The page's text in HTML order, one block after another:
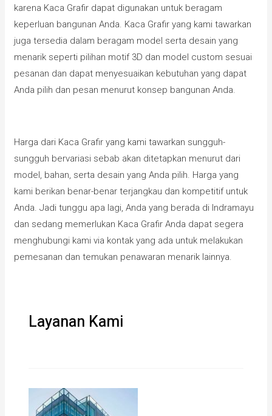
karena Kaca Grafir dapat digunakan untuk beragam
keperluan bangunan Anda. Kaca Grafir yang kami tawarkan
juga tersedia dalam beragam model serta desain yang
menarik seperti pilihan motif 3D dan model custom sesuai
pesanan dan dapat menyesuaikan kebutuhan yang dapat
Anda pilih dan pesan menurut konsep bangunan Anda.
Harga dari Kaca Grafir yang kami tawarkan sungguh-
sungguh bervariasi sebab akan ditetapkan menurut dari
model, bahan, serta desain yang Anda pilih. Harga yang
kami berikan benar-benar terjangkau dan kompetitif untuk
Anda. Jadi tunggu apa lagi, Anda yang berada di Indramayu
dan sedang memerlukan Kaca Grafir Anda dapat segera
menghubungi kami via kontak yang ada untuk melakukan
pemesanan dan temukan penawaran menarik lainnya.
Layanan Kami